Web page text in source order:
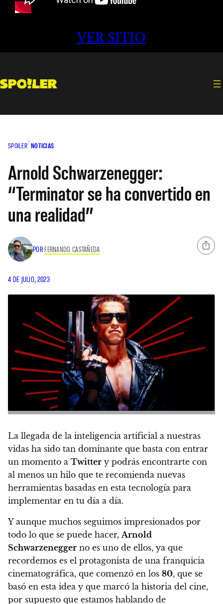
VER SITIO
SPOILER NOTICIAS
Arnold Schwarzenegger:
“Terminator se ha convertido en
una realidad”
POR FERNANDO CASTAÑEDA
4 DE JULIO, 2023
La llegada de la inteligencia artificial a nuestras
vidas ha sido tan dominante que basta con entrar
un momento a Twitter y podrás encontrarte con
al menos un hilo que te recomienda nuevas
herramientas basadas en esta tecnología para
implementar en tu día a día.
Y aunque muchos seguimos impresionados por
todo lo que se puede hacer,Arnold
Schwarzenegger no es uno de ellos, ya que
recordemos es el protagonista de una franquicia
cinematográfica, que comenzó en los 80, que se
basó en esta idea y que marcó la historia del cine,
por supuesto que estamos hablando de